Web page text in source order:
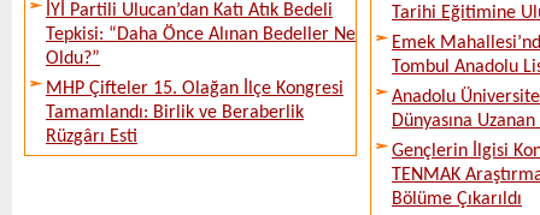
İYİ Partili Ulucan’dan Katı Atık Bedeli
Tepkisi: “Daha Önce Alınan Bedeller Ne
Oldu?”
MHP Çifteler 15. Olağan İlçe Kongresi
Tamamlandı: Birlik ve Beraberlik
Rüzgârı Esti
Tarihi Eğitimine
Emek
Tombul Anadolu
Anadolu
Dünyasına
Gençlerin İlgisi
TENMAK
Bölüme Çıkarıldı